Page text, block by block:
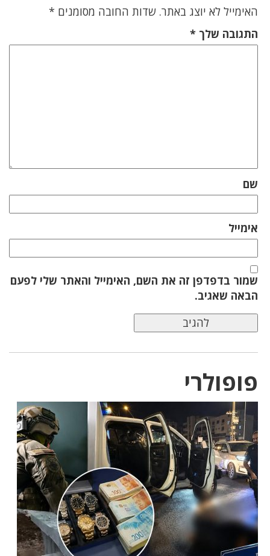
האימייל לא יוצג באתר. שדות החובה מסומנים *
התגובה שלך *
שם
אימייל
שמור בדפדפן זה את השם, האימייל והאתר שלי לפעם
הבאה שאגיב.
פופולרי